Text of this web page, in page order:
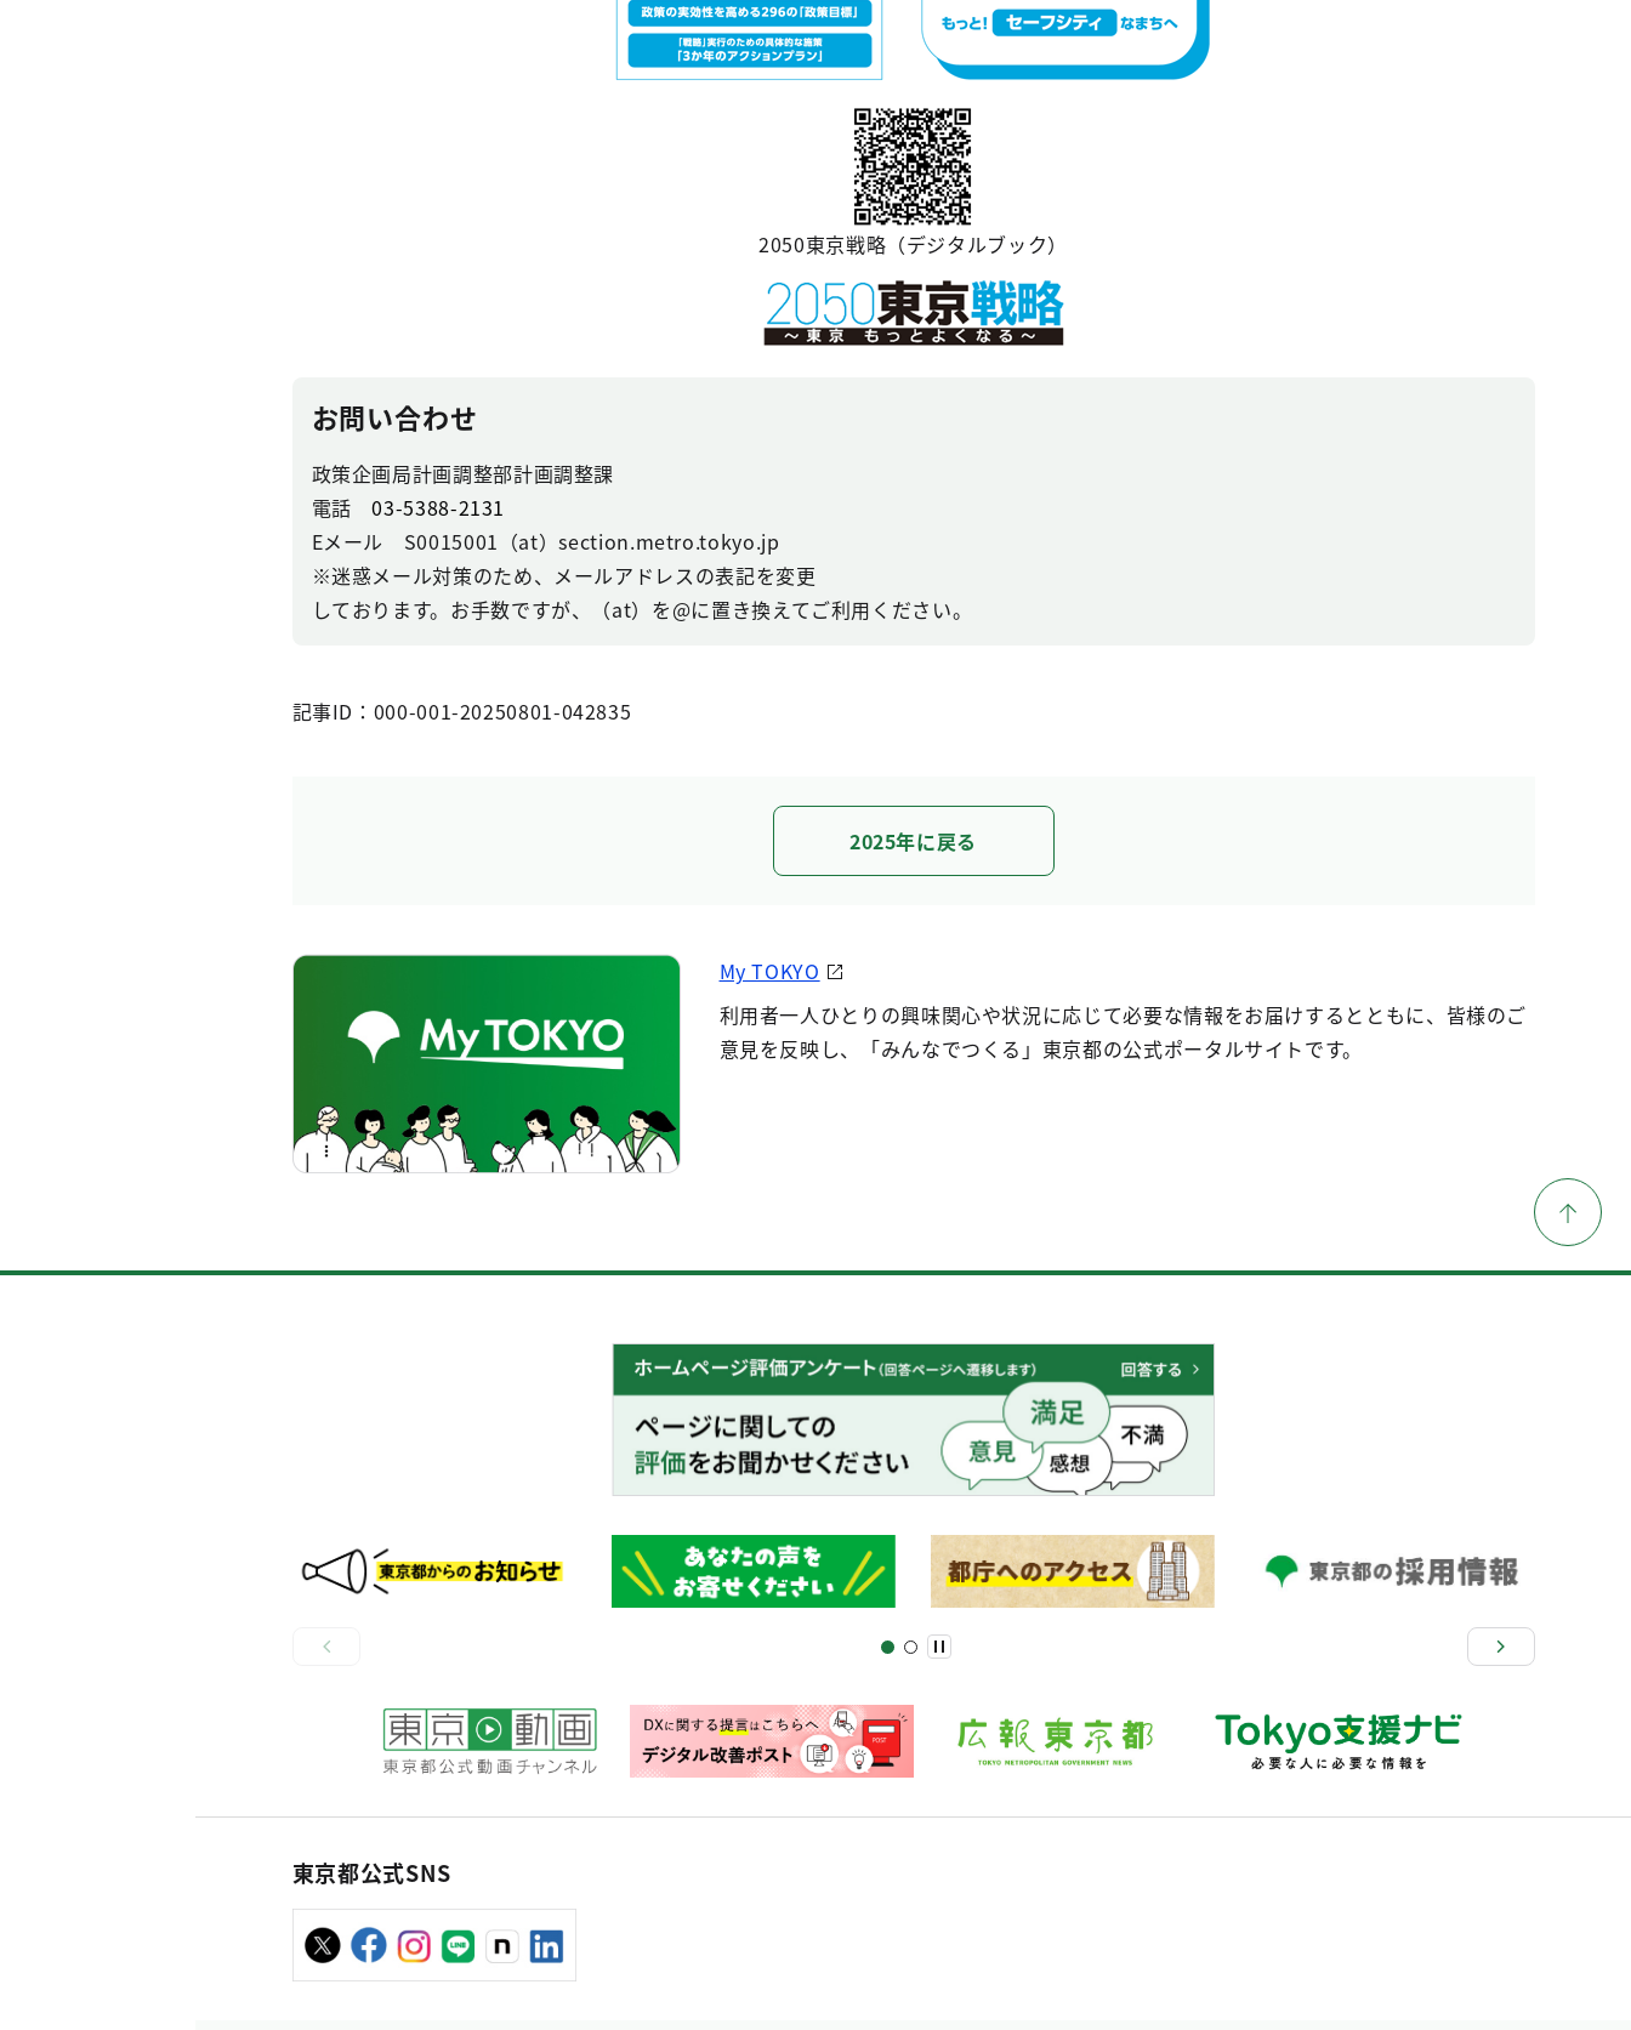
2050東京戦略（デジタルブック）
お問い合わせ
政策企画局計画調整部計画調整課
電話03-5388-2131
Eメール S0015001（at）section.metro.tokyo.jp
※迷惑メール対策のため、メールアドレスの表記を変更
しております。お手数ですが、（at）を@に置き換えてご利用ください。
記事ID：000-001-20250801-042835
2025年に戻る
My TOKYO
利用者一人ひとりの興味関心や状況に応じて必要な情報をお届けするとともに、皆様のご
意見を反映し、「みんなでつくる」東京都の公式ポータルサイトです。
東京都公式SNS